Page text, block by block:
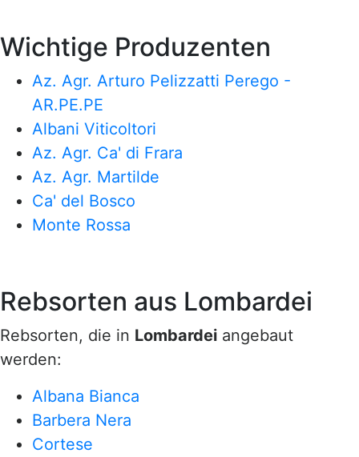
Wichtige Produzenten
Az. Agr. Arturo Pelizzatti Perego -
AR.PE.PE
Albani Viticoltori
Az. Agr. Ca' di Frara
Az. Agr. Martilde
Ca' del Bosco
Monte Rossa
Rebsorten aus Lombardei
Rebsorten, die in Lombardei angebaut
werden:
Albana Bianca
Barbera Nera
Cortese